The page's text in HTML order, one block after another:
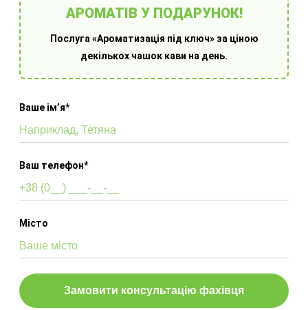
Оберіть готове рішення
Ароматизація під ключ
Послуга "Ароматизація під ключ" - це
практичне рішення для системних підприємців.
По факту ви отримуєте гарний аромат у
своєму приміщені, а всі клопоти ми беремо на
себе.
АРОМАТІВ У ПОДАРУНОК!
Послуга «Ароматизація під ключ» за ціною
декількох чашок кави на день.
Ваше імʼя*
Ваш телефон*
Місто